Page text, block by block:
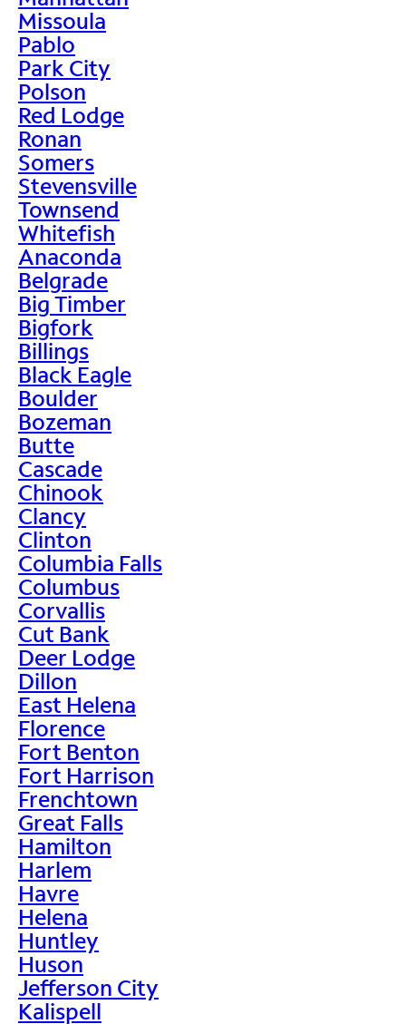
Missoula
Pablo
Park City
Polson
Red Lodge
Ronan
Somers
Stevensville
Townsend
Whitefish
Anaconda
Belgrade
Big Timber
Bigfork
Billings
Black Eagle
Boulder
Bozeman
Butte
Cascade
Chinook
Clancy
Clinton
Columbia Falls
Columbus
Corvallis
Cut Bank
Deer Lodge
Dillon
East Helena
Florence
Fort Benton
Fort Harrison
Frenchtown
Great Falls
Hamilton
Harlem
Havre
Helena
Huntley
Huson
Jefferson City
Kalispell